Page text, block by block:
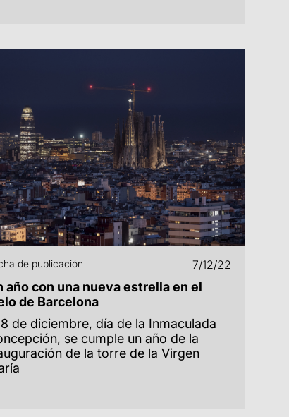
de publicación 7/12/22
año con una nueva estrella en el
de Barcelona
de diciembre, día de la Inmaculada
se cumple un año de la
de la torre de la Virgen